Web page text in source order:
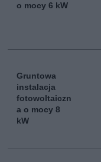
o mocy 6 kW
Gruntowa
instalacja
fotowoltaiczn
a o mocy 8
kW